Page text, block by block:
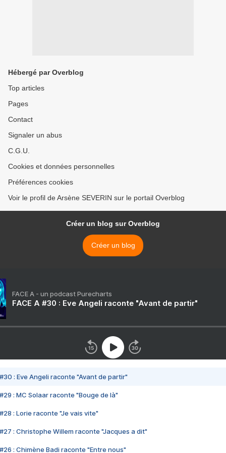
Hébergé par Overblog
Top articles
Pages
Contact
Signaler un abus
C.G.U.
Cookies et données personnelles
Préférences cookies
Voir le profil de Arsène SEVERIN sur le portail Overblog
Créer un blog sur Overblog
Créer un blog
FACE A - un podcast Purecharts
FACE A #30 : Eve Angeli raconte "Avant de partir"
#30 : Eve Angeli raconte "Avant de partir"
#29 : MC Solaar raconte "Bouge de là"
#28 : Lorie raconte "Je vais vite"
#27 : Christophe Willem raconte "Jacques a dit"
#26 : Chimène Badi raconte "Entre nous"